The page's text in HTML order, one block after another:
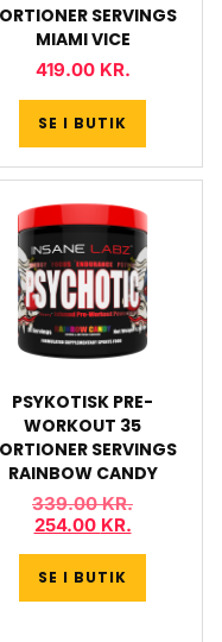
SERVINGS
MIAMI VICE
419.00 KR.
SE I BUTIK
PSYKOTISK PRE-
WORKOUT 35
SERVINGS
RAINBOW CANDY
339.00KR.
254.00 KR.
SE I BUTIK